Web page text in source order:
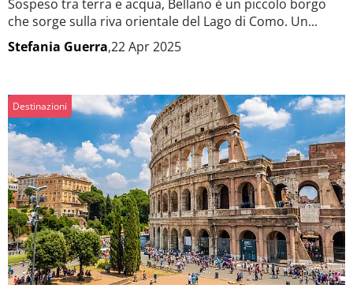
analizzare il nostro traffico. Condividiamo inoltre
informazioni sul modo in cui utilizzi il nostro sito con i
nostri partner che si occupano di analisi dei dati web,
con altre informazioni che hai fornito loro o che hanno
raccolto dal tuo utilizzo dei loro servizi.
Sospeso tra terra e acqua, Bellano è un piccolo borgo
che sorge sulla riva orientale del Lago di Como. Un...
Stefania Guerra,22 Apr 2025
Destinazioni